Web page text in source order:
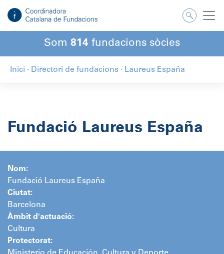
contingut
Som 814 fundacions sòcies
Inici · Directori de fundacions · Laureus España
Fundació Laureus España
Nom:
Fundació Laureus España
Ciutat:
Barcelona
Àmbit d'actuació:
Cultura
Protectorat: